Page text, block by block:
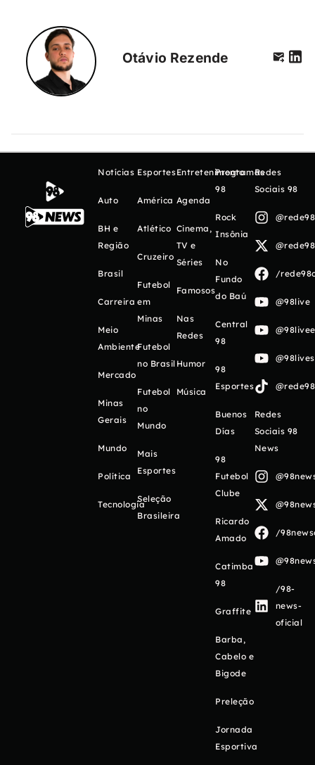
Otávio Rezende
Notícias
Auto
BH e
Região
Brasil
Carreira
Meio
Ambiente
Mercado
Minas
Gerais
Mundo
Política
Tecnologia
Esportes
América
Atlético
Cruzeiro
Futebol
em
Minas
Futebol
no Brasil
Futebol
no
Mundo
Mais
Esportes
Seleção
Brasileira
Entretenimento
Agenda
Cinema,
TV e
Séries
Famosos
Nas
Redes
Humor
Música
Programas
98
Rock
Insônia
No
Fundo
do Baú
Central
98
98
Esportes
Buenos
Días
98
Futebol
Clube
Ricardo
Amado
Catimba
98
Graffite
Barba,
Cabelo e
Bigode
Preleção
Jornada
Esportiva
Redes
Sociais 98
/
@98live
Redes
Sociais 98
News
/
/98-
news-
oficial